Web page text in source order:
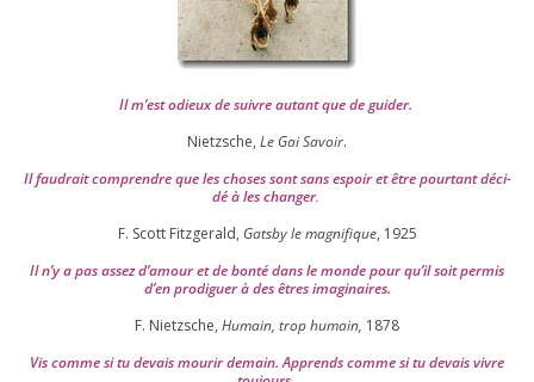
Il m’est odieux de suivre autant que de gui­der.
Nietzsche, Le Gai Savoir.
Il fau­drait com­prendre que les choses sont sans espoir et être pour­tant déci­
dé à les chan­ger.
F. Scott Fitzgerald, Gatsby le magni­fique, 1925
Il n’y a pas assez d’a­mour et de bon­té dans le monde pour qu’il soit per­mis
d’en pro­di­guer à des êtres imaginaires.
F. Nietzsche, Humain, trop humain, 1878
Vis comme si tu devais mou­rir demain. Apprends comme si tu devais vivre